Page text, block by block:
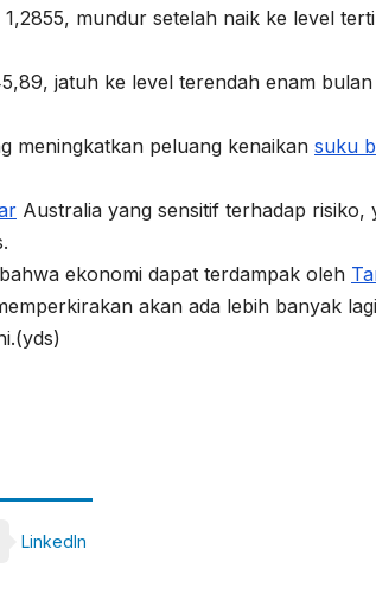
mundur setelah naik ke level
jatuh ke level terendah enam bulan
meningkatkan peluang kenaikan suku
Australia yang sensitif terhadap risiko,
ekonomi dapat terdampak oleh
akan ada lebih banyak lagi
LinkedIn